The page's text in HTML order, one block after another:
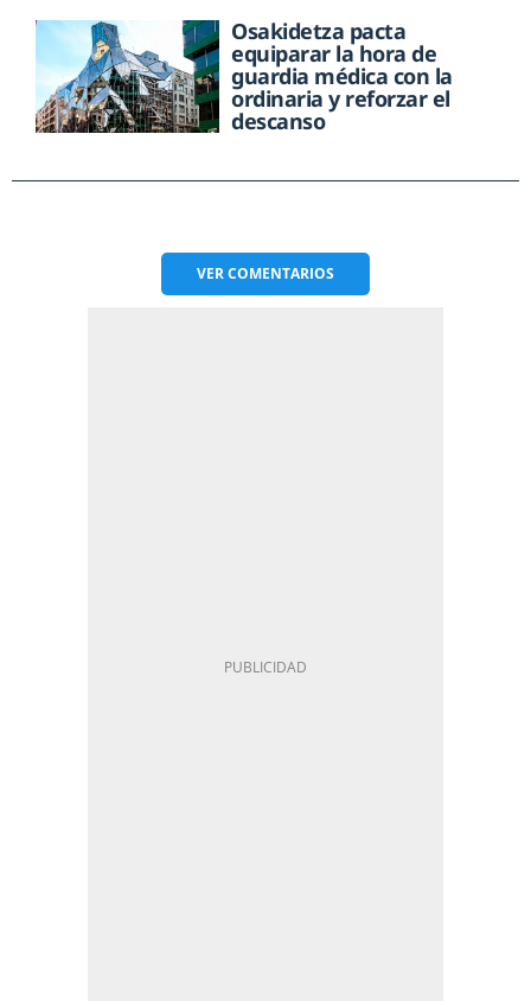
Osakidetza pacta
equiparar la hora de
guardia médica con la
ordinaria y reforzar el
descanso
VERCOMENTARIOS